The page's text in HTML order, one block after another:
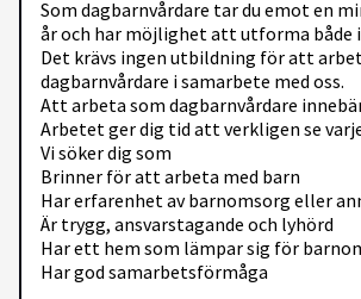
Som dagbarnvårdare tar du emot en
år och har möjlighet att utforma
Det krävs ingen utbildning för att
dagbarnvårdare i samarbete med oss.
Att arbeta som dagbarnvårdare
Arbetet ger dig tid att verkligen se
Vi söker dig som
Brinner för att arbeta med barn
Har erfarenhet av barnomsorg eller
Är trygg, ansvarstagande och lyhörd
Har ett hem som lämpar sig för
Har god samarbetsförmåga